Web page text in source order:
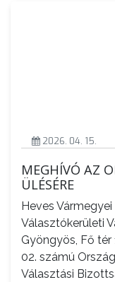
VÁROSUNKRÓL
LAKOSSÁGI
INFORMÁCIÓK
HASZNOS
KVÍZ
2026. 04. 15.
MEGHÍVÓ AZ
ÜLÉSÉRE
Heves
Választókerületi
Gyöngyös, Fő tér
02. számú
Választási